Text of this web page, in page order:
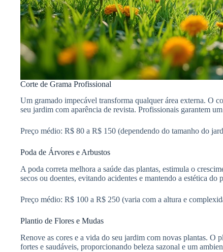
Corte de Grama Profissional
Um gramado impecável transforma qualquer área externa. O
seu jardim com aparência de revista. Profissionais garantem
Preço médio: R$ 80 a R$ 150 (dependendo do tamanho do
Poda de Árvores e Arbustos
A poda correta melhora a saúde das plantas, estimula o
secos ou doentes, evitando acidentes e mantendo a estética
Preço médio: R$ 100 a R$ 250 (varia com a altura e
Plantio de Flores e Mudas
Renove as cores e a vida do seu jardim com novas plantas. O
fortes e saudáveis, proporcionando beleza sazonal e um